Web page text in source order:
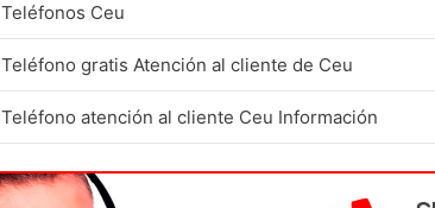
Teléfonos Ceu
Teléfono gratis Atención al cliente de Ceu
Teléfono atención al cliente Ceu Información